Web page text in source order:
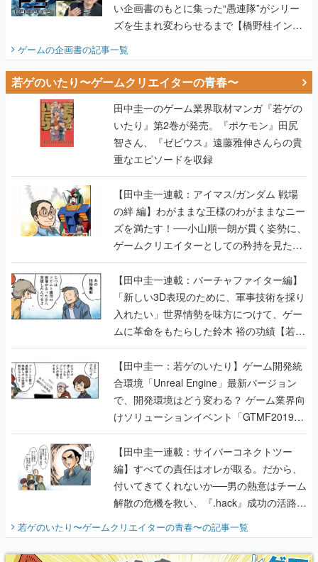
い企画書のもとに集った“愚連隊”がシリー
ズを生まれ変わらせるまで【橋野桂インタ
ビュー】
ゲームの企画書の記事一覧
若ゲのいたり〜ゲームクリエイターの青春〜
田中圭一のゲーム業界取材マンガ『若ゲの
いたり』第2巻が発売。『ポケモン』田尻
智さん、『ゼビウス』遠藤雅伸さんらの貴
重なエピソードを収録
【田中圭一連載：アイマス/ガンダム 戦場
の絆 編】わがままな王様のわがままなニー
ズを満たす！──小山順一朗が貫く姿勢に、
ゲームクリエイターとしての矜持を見た
【若ゲのいたり最終回】
【田中圭一連載：バーチャファイター編】
「新しい3D表現のために、軍事技術を採り
入れたい」世界情勢を味方につけて、ゲー
ムに革命をもたらした鈴木 裕の功績【若ゲ
のいたり】
【田中圭一：若ゲのいたり】ゲーム開発統
合環境「Unreal Engine」最新バージョン
で、開発環境はどう変わる？ ゲーム業界向
けソリューションイベント「GTMF2019」
に行って、より理解を深めよう【PR】
【田中圭一連載：サイバーコネクトツー
編】すべての責任はオレが取る。だから、
付いてきてくれないか──男の熱意はチーム
解散の危機を救い、『.hack』成功の活路を
開く。業界の快男児・松山 洋に流れる血は
『少年ジャンプ』色だった【若ゲのいた
り】
若ゲのいたり〜ゲームクリエイターの青春〜の記事一覧